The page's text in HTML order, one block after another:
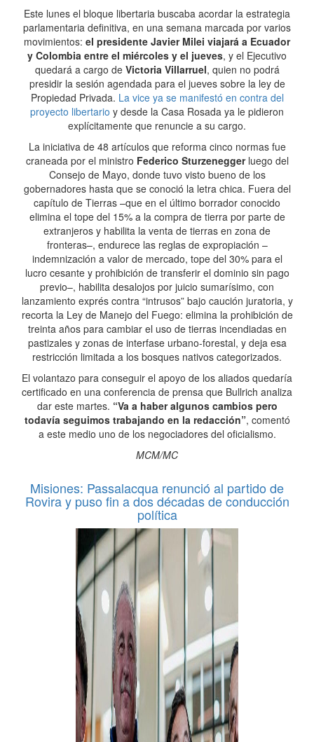
Este lunes el bloque libertaria buscaba acordar la estrategia
parlamentaria definitiva, en una semana marcada por varios
movimientos: el presidente Javier Milei viajará a Ecuador
y Colombia entre el miércoles y el jueves, y el Ejecutivo
quedará a cargo de Victoria Villarruel, quien no podrá
presidir la sesión agendada para el jueves sobre la ley de
Propiedad Privada. La vice ya se manifestó en contra del
proyecto libertario y desde la Casa Rosada ya le pidieron
explícitamente que renuncie a su cargo.
La iniciativa de 48 artículos que reforma cinco normas fue
craneada por el ministro Federico Sturzenegger luego del
Consejo de Mayo, donde tuvo visto bueno de los
gobernadores hasta que se conoció la letra chica. Fuera del
capítulo de Tierras –que en el último borrador conocido
elimina el tope del 15% a la compra de tierra por parte de
extranjeros y habilita la venta de tierras en zona de
fronteras–, endurece las reglas de expropiación –
indemnización a valor de mercado, tope del 30% para el
lucro cesante y prohibición de transferir el dominio sin pago
previo–, habilita desalojos por juicio sumarísimo, con
lanzamiento exprés contra “intrusos” bajo caución juratoria, y
recorta la Ley de Manejo del Fuego: elimina la prohibición de
treinta años para cambiar el uso de tierras incendiadas en
pastizales y zonas de interfase urbano-forestal, y deja esa
restricción limitada a los bosques nativos categorizados.
El volantazo para conseguir el apoyo de los aliados quedaría
certificado en una conferencia de prensa que Bullrich analiza
dar este martes. “Va a haber algunos cambios pero
todavía seguimos trabajando en la redacción”, comentó
a este medio uno de los negociadores del oficialismo.
MCM/MC
Misiones: Passalacqua renunció al partido de
Rovira y puso fin a dos décadas de conducción
política